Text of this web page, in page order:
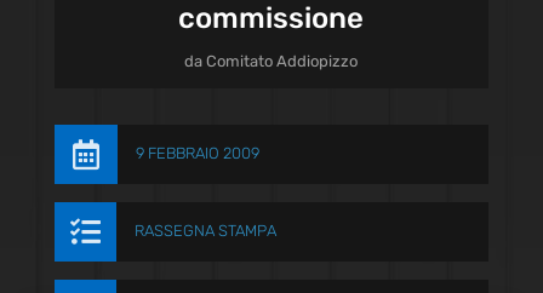
commissione
daComitato Addiopizzo
 9 FEBBRAIO 2009
 RASSEGNA STAMPA